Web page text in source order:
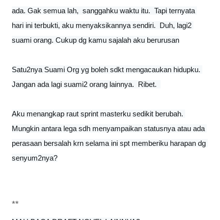
ada. Gak semua lah,  sanggahku waktu itu.  Tapi ternyata
hari ini terbukti, aku menyaksikannya sendiri.  Duh, lagi2
suami orang. Cukup dg kamu sajalah aku berurusan
Satu2nya Suami Org yg boleh sdkt mengacaukan hidupku.
Jangan ada lagi suami2 orang lainnya.  Ribet.
Aku menangkap raut sprint masterku sedikit berubah.
Mungkin antara lega sdh menyampaikan statusnya atau ada
perasaan bersalah krn selama ini spt memberiku harapan dg
senyum2nya?
**